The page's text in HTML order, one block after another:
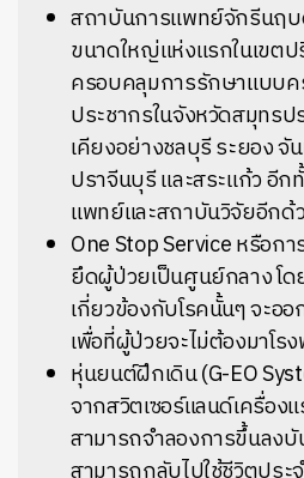
สถาบันการแพทย์จักรีนฤบ
ขนาดใหญ่แห่งแรกในเขต
ครอบคลุมการรักษาแบบค
ประชากรในจังหวัดสมุทรป
เคียงอย่างชลบุรี ระยอง จั
ปราจีนบุรี และสระแก้ว อีก
แพทย์และสถาบันวิจัยอีกด้
One Stop Service หรือ
ยึดผู้ป่วยเป็นศูนย์กลาง โ
เกี่ยวข้องกับโรคนั้นๆ จะออ
เพื่อที่ผู้ป่วยจะไม่ต้องมาโ
หุ่นยนต์ฝึกเดิน (G-EO
จากสวิตเซอร์แลนด์เครื่อง
สามารถจำลองการขึ้นลงบั